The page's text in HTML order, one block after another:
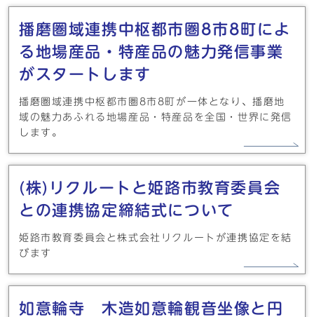
播磨圏域連携中枢都市圏8市8町によ
る地場産品・特産品の魅力発信事業
がスタートします
播磨圏域連携中枢都市圏8市8町が一体となり、播磨地
域の魅力あふれる地場産品・特産品を全国・世界に発信
します。
(株)リクルートと姫路市教育委員会
との連携協定締結式について
姫路市教育委員会と株式会社リクルートが連携協定を結
びます
如意輪寺 木造如意輪観音坐像と円